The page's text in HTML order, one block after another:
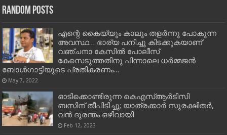
Random Posts
എന്റെ കൈയ്യും കാലും തളർന്നു പോകുന്ന
അവസ്ഥ… ഭാര്യ പനിച്ചു കിടക്കുകയാണ്’
വഞ്ചനാ കേസിൽ പോലീസ്
കേസെടുത്തതിനു പിന്നാലെ ധർമ്മജൻ
ബോൾഗാട്ടിയുടെ പ്രതികരണം…
May 7, 2022
ഓടിക്കൊണ്ടിരുന്ന കെഎസ്ആർടിസി
ബസിന് തീപിടിച്ചു; യാത്രക്കാർ സുരക്ഷിതർ,
വൻ ദുരന്തം ഒഴിവായി
Feb 12, 2023